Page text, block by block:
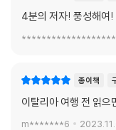
4분의 저자! 풍성해여!
종이책
이탈리아 여행 전 읽으
m*******6